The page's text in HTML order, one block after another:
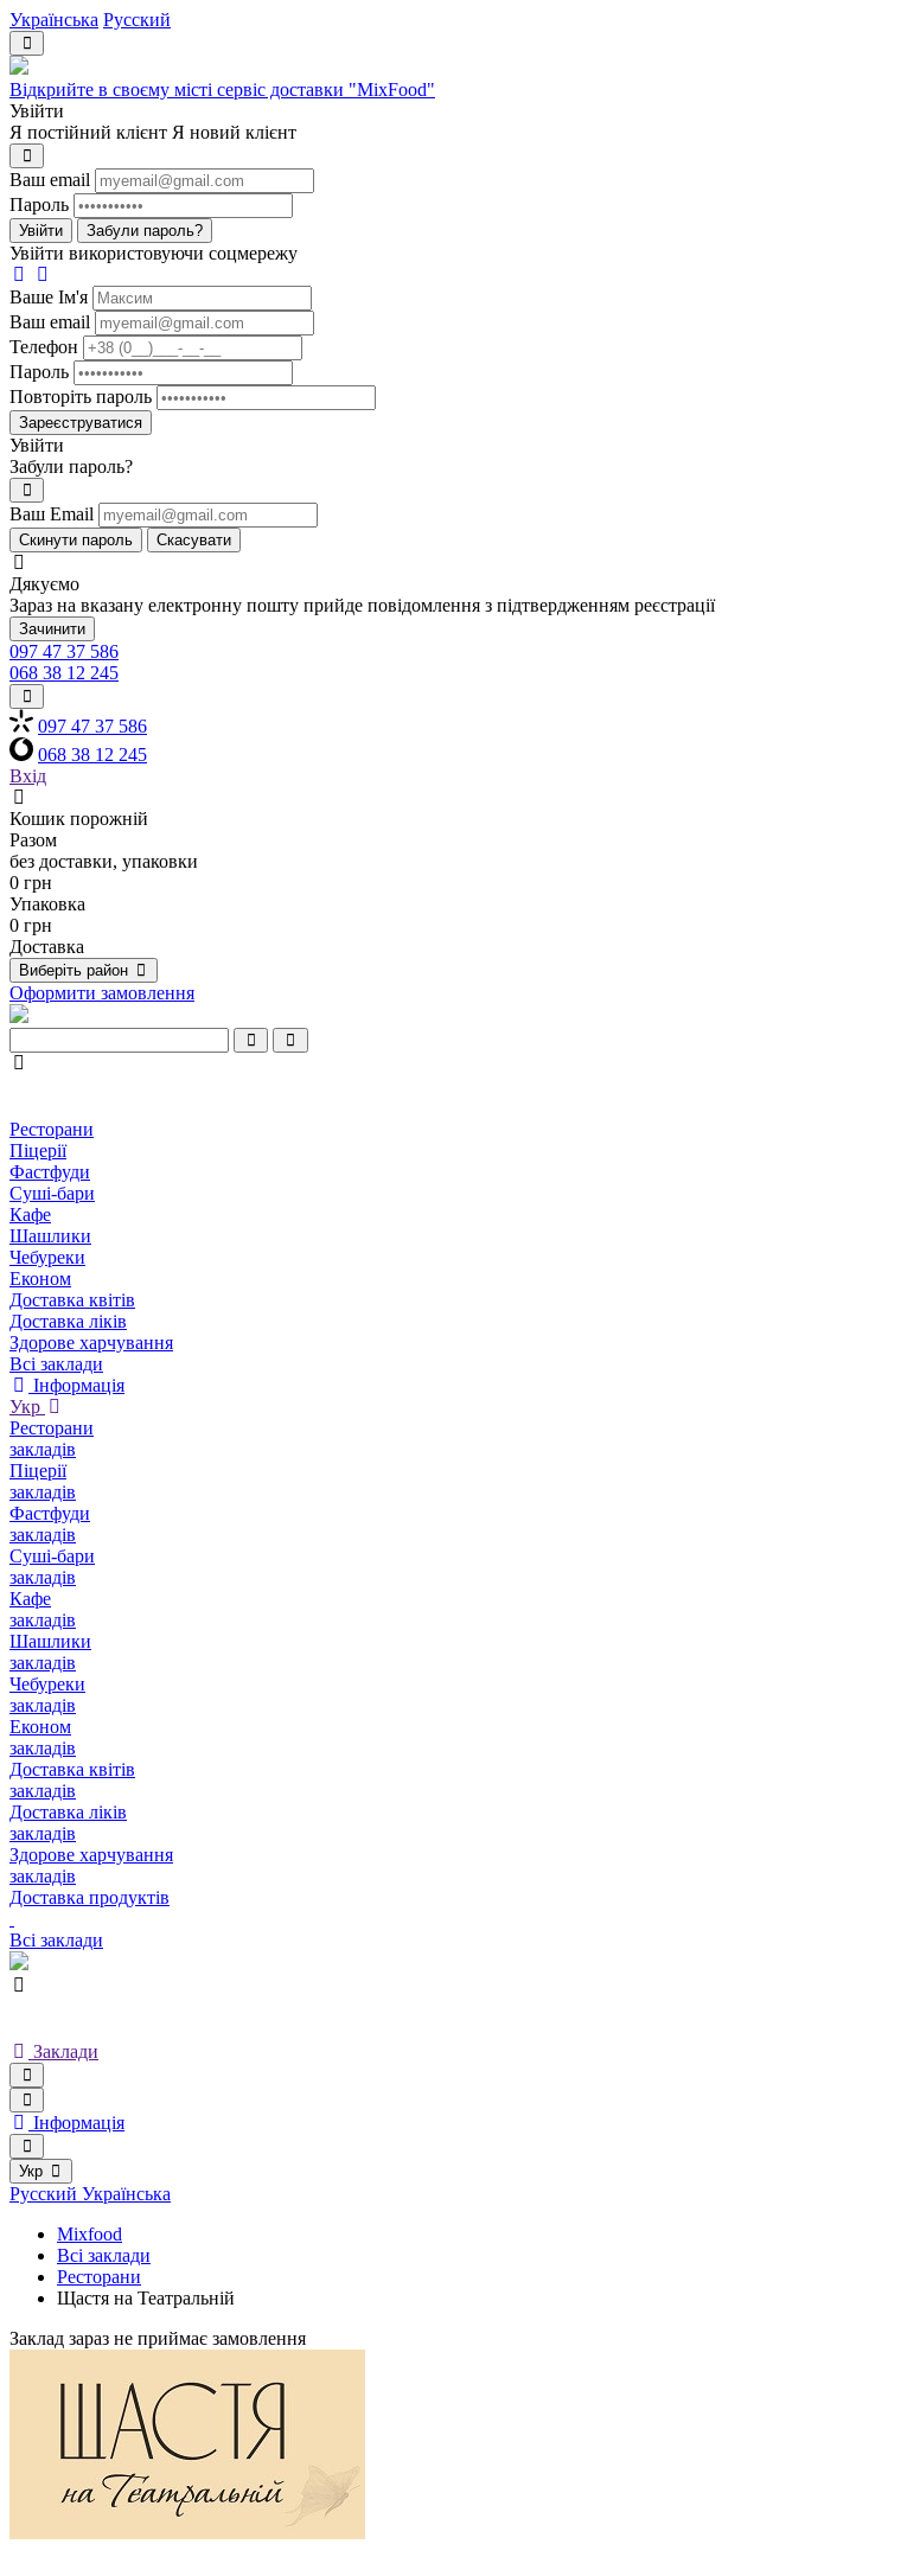
Українська Русский
Відкрийте в своєму місті сервіс доставки "MixFood"
Увійти
Я постійний клієнт Я новий клієнт
Ваш email
Пароль
Увійти Забули пароль?
Увійти використовуючи соцмережу
Ваше Iм'я
Ваш email
Телефон
Пароль
Повторіть пароль
Зареєструватися
Увійти
Забули пароль?
Ваш Email
Скинути пароль Скасувати
Дякуємо
Зараз на вказану електронну пошту прийде повідомлення з підтвердженням реєстрації
Зачинити
097 47 37 586
068 38 12 245
097 47 37 586
068 38 12 245
Вхід
Кошик порожній
Разом
без доставки, упаковки
0 грн
Упаковка
0 грн
Доставка
Виберіть район
Оформити замовлення
Ресторани
Піцерії
Фастфуди
Суші-бари
Кафе
Шашлики
Чебуреки
Економ
Доставка квітів
Доставка ліків
Здорове харчування
Всі заклади
Інформація
Укр
Ресторани
закладів
Піцерії
закладів
Фастфуди
закладів
Суші-бари
закладів
Кафе
закладів
Шашлики
закладів
Чебуреки
закладів
Економ
закладів
Доставка квітів
закладів
Доставка ліків
закладів
Здорове харчування
закладів
Доставка продуктів
Всі заклади
Заклади
Інформація
Укр
Русский Українська
Mixfood
Всі заклади
Ресторани
Щастя на Театральній
Заклад зараз не приймає замовлення